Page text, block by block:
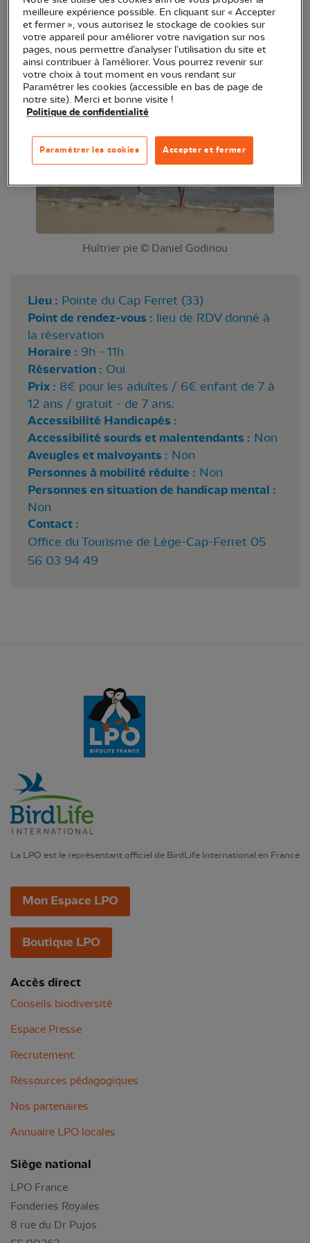
lézards verts, la nature n'a pas fini de vous
surprendre ! Suivez le guide au cours d'une balade
et venez découvrir le milieu dunaire et ses
habitants à nos côtés Une animation idéale pour
les petits et les grands !
Huîtrier pie © Daniel Godinou
Lieu : Pointe du Cap Ferret (33)
Point de rendez-vous : lieu de RDV donné à
la réservation
Horaire : 9h - 11h
Réservation : Oui
Prix : 8€ pour les adultes / 6€ enfant de 7 à
12 ans / gratuit - de 7 ans.
Accessibilité Handicapés :
Accessibilité sourds et malentendants : Non
Aveugles et malvoyants : Non
Personnes à mobilité réduite : Non
Personnes en situation de handicap mental :
Non
Contact :
Office du Tourisme de Lège-Cap-Ferret 05
56 03 94 49
La LPO est le représentant officiel de BirdLife International en France
Mon Espace LPO
Boutique LPO
Accès direct
Conseils biodiversité
Espace Presse
Recrutement
Ressources pédagogiques
Nos partenaires
Annuaire LPO locales
Siège national
LPO France
Fonderies Royales
8 rue du Dr Pujos
meilleure expérience possible. En cliquant sur « Accepter
et fermer », vous autorisez le stockage de cookies sur
votre appareil pour améliorer votre navigation sur nos
pages, nous permettre d’analyser l’utilisation du site et
ainsi contribuer à l’améliorer. Vous pourrez revenir sur
votre choix à tout moment en vous rendant sur
Paramétrer les cookies (accessible en bas de page de
notre site). Merci et bonne visite !
Politique de confidentialité
Accepter et fermer
Paramétrer les cookies